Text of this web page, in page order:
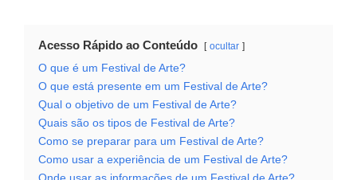
Acesso Rápido ao Conteúdo ocultar
O que é um Festival de Arte?
O que está presente em um Festival de Arte?
Qual o objetivo de um Festival de Arte?
Quais são os tipos de Festival de Arte?
Como se preparar para um Festival de Arte?
Como usar a experiência de um Festival de Arte?